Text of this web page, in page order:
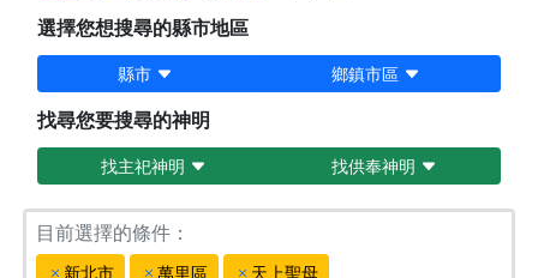
選擇您想搜尋的縣市地區
縣市 鄉鎮市區
找尋您要搜尋的神明
找主祀神明 找供奉神明
目前選擇的條件：
新北市 萬里區 天上聖母